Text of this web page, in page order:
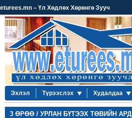
eturees.mn – Үл Хөдлөх Хөрөнгө Зууч
Эхлэл Түрээслэх Худалдаа
3 ӨРӨӨ / УРЛАН БҮТЭЭХ ТӨВИЙН АРД